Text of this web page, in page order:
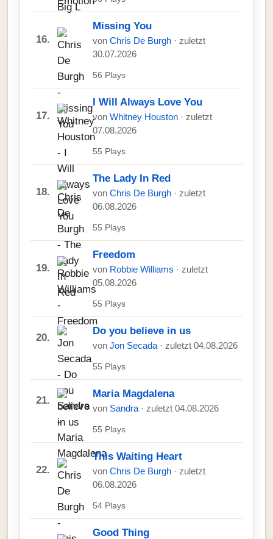
16.
Missing You
von Chris De Burgh · zuletzt
30.07.2026
56 Plays
17.
I Will Always Love You
von Whitney Houston · zuletzt
07.08.2026
55 Plays
18.
The Lady In Red
von Chris De Burgh · zuletzt
06.08.2026
55 Plays
19.
Freedom
von Robbie Williams · zuletzt
05.08.2026
55 Plays
20.
Do you believe in us
von Jon Secada · zuletzt 04.08.2026
55 Plays
21.
Maria Magdalena
von Sandra · zuletzt 04.08.2026
55 Plays
22.
This Waiting Heart
von Chris De Burgh · zuletzt
06.08.2026
54 Plays
Good Thing